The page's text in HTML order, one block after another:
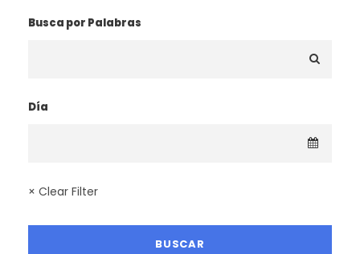
Busca por Palabras
Día
× Clear Filter